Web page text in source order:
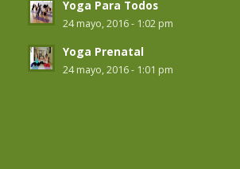
Yoga Para Todos
24 mayo, 2016 - 1:02 pm
Yoga Prenatal
24 mayo, 2016 - 1:01 pm